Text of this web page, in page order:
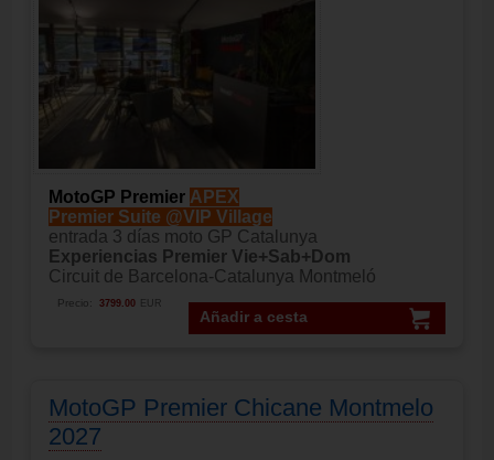
MotoGP Premier APEX
Premier Suite @VIP Village
entrada 3 días moto GP Catalunya
Experiencias Premier Vie+Sab+Dom
Circuit de Barcelona-Catalunya Montmeló
Añadir a cesta
Precio: 3799.00 EUR
MotoGP Premier Chicane Montmelo
2027